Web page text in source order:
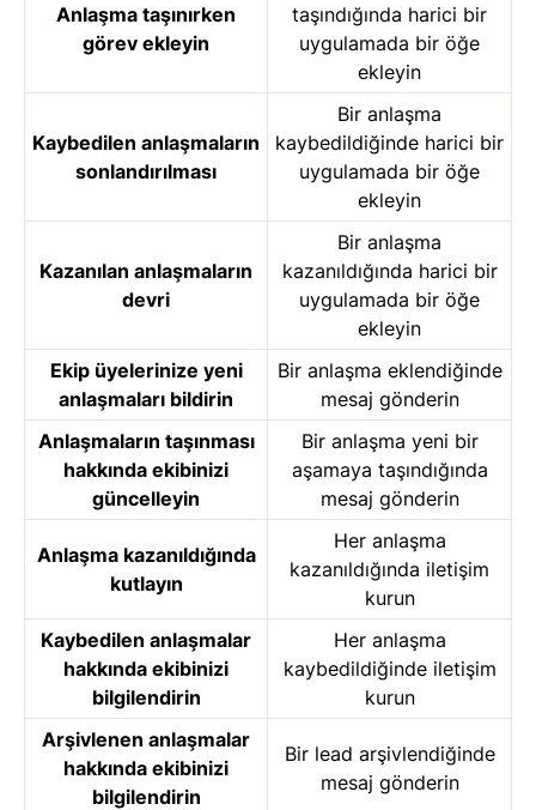
Anlaşma taşınırken
görev ekleyin
taşındığında harici bir
uygulamada bir öğe
ekleyin
Kaybedilen anlaşmaların
sonlandırılması
Bir anlaşma
kaybedildiğinde harici bir
uygulamada bir öğe
ekleyin
Kazanılan anlaşmaların
devri
Bir anlaşma
kazanıldığında harici bir
uygulamada bir öğe
ekleyin
Ekip üyelerinize yeni
anlaşmaları bildirin
Bir anlaşma eklendiğinde
mesaj gönderin
Anlaşmaların taşınması
hakkında ekibinizi
güncelleyin
Bir anlaşma yeni bir
aşamaya taşındığında
mesaj gönderin
Anlaşma kazanıldığında
kutlayın
Her anlaşma
kazanıldığında iletişim
kurun
Kaybedilen anlaşmalar
hakkında ekibinizi
bilgilendirin
Her anlaşma
kaybedildiğinde iletişim
kurun
Arşivlenen anlaşmalar
hakkında ekibinizi
bilgilendirin
Bir lead arşivlendiğinde
mesaj gönderin